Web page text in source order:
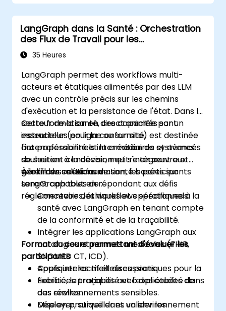
LangGraph dans la Santé : Orchestration
des Flux de Travail pour les
Environnements Régulés
35 Heures
LangGraph permet des workflows multi-
acteurs et étatiques alimentés par des LLM
avec un contrôle précis sur les chemins
d'exécution et la persistance de l'état. Dans le
secteur de la santé, ces capacités sont
essentielles pour la conformité,
l'interopérabilité et la création de systèmes
de soutien à la décision qui s'intègrent aux
workflows médicaux.
Cette formation en direct animée par un
instructeur (en ligne ou sur site) est destinée
aux professionnels intermédiaires et avancés
souhaitant concevoir, mettre en œuvre et
gérer des solutions de santé basées sur
LangGraph tout en répondant aux défis
réglementaires, éthiques et opérationnels.
À la fin de cette formation, les participants
seront capables de :
Concevoir des workflows spécifiques à la
santé avec LangGraph en tenant compte
de la conformité et de la traçabilité.
Intégrer les applications LangGraph aux
ontologies et normes médicales (FHIR,
SNOMED CT, ICD).
Appliquer les meilleures pratiques pour la
fiabilité, la traçabilité et l'explicabilité dans
des environnements sensibles.
Déployer, surveiller et valider les
Format du cours permettant d'évaluer les
participants
Cours interactif et discussions.
Exercices pratiques avec des études de
cas réelles.
Mise en pratique dans un environnement